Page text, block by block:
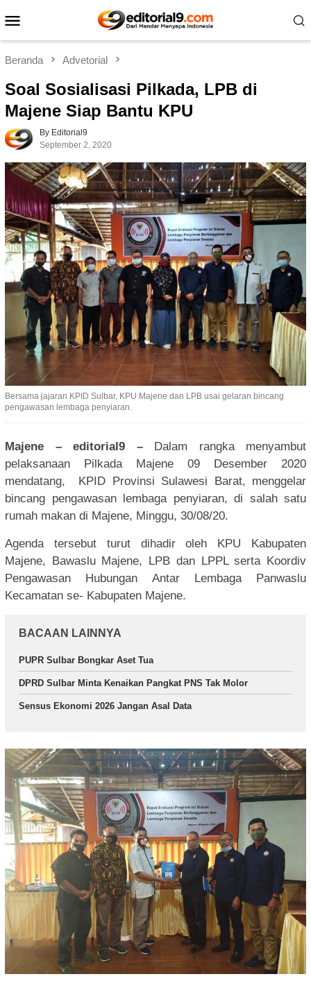
ke
Mobile
Beranda Advetorial
Soal Sosialisasi Pilkada, LPB di
Majene Siap Bantu KPU
By Editorial9
September 2, 2020
Bersama jajaran KPID Sulbar, KPU Majene dan LPB usai gelaran bincang
pengawasan lembaga penyiaran.
Majene – editorial9 –Dalam rangka menyambut
pelaksanaan Pilkada Majene 09 Desember 2020
mendatang, KPID Provinsi Sulawesi Barat, menggelar
bincang pengawasan lembaga penyiaran, di salah satu
rumah makan di Majene, Minggu, 30/08/20.
Agenda tersebut turut dihadir oleh KPU Kabupaten
Majene, Bawaslu Majene, LPB dan LPPL serta Koordiv
Pengawasan Hubungan Antar Lembaga Panwaslu
Kecamatan se- Kabupaten Majene.
BACAAN LAINNYA
PUPR Sulbar Bongkar Aset Tua
DPRD Sulbar Minta Kenaikan Pangkat PNS Tak Molor
Sensus Ekonomi 2026 Jangan Asal Data